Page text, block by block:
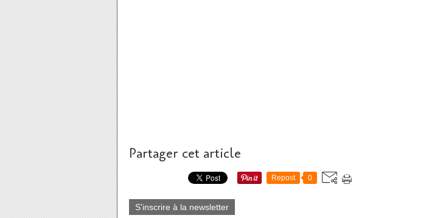
Partager cet article
Repost 0
S'inscrire à la newsletter